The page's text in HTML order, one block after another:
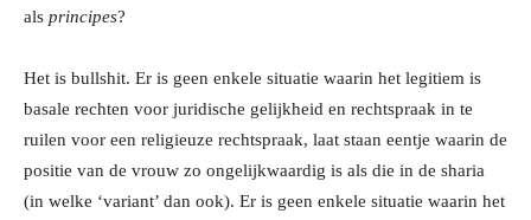
als principes?
Het is bullshit. Er is geen enkele situatie waarin het legitiem is
basale rechten voor juridische gelijkheid en rechtspraak in te
ruilen voor een religieuze rechtspraak, laat staan eentje waarin de
positie van de vrouw zo ongelijkwaardig is als die in de sharia
(in welke ‘variant’ dan ook). Er is geen enkele situatie waarin het